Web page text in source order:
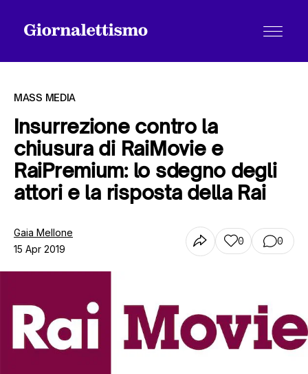
Tutti gli articoli
Contatti
MASS MEDIA
Insurrezione contro la
chiusura di RaiMovie e
RaiPremium: lo sdegno degli
attori e la risposta della Rai
Gaia Mellone
15 Apr 2019
0 0